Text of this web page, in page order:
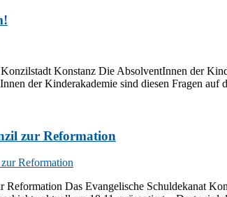
Konstanz Die AbsolventInnen der
der Kinderakademie sind diesen Fragen auf
zur Reformation
Das Evangelische Schuldekanat